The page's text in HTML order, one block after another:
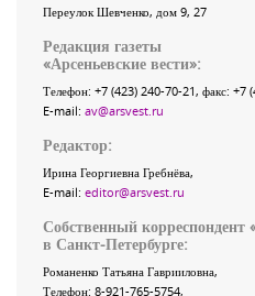
Переулок Шевченко, дом 9, 27
Редакция газеты
«Арсеньевские вести»:
Телефон: +7 (423) 240-70-21, факс: +7
E-mail: av@arsvest.ru
Редактор:
Ирина Георгиевна Гребнёва,
E-mail: editor@arsvest.ru
Собственный корреспондент
в Санкт-Петербурге:
Романенко Татьяна Гаврииловна,
Телефон: 8-921-765-5754,